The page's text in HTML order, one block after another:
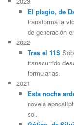
El plagio, de
transforma la
de generación
2022
Tras el 11S
transcurrido
formularlas.
2021
Esta noche
novela
sol.